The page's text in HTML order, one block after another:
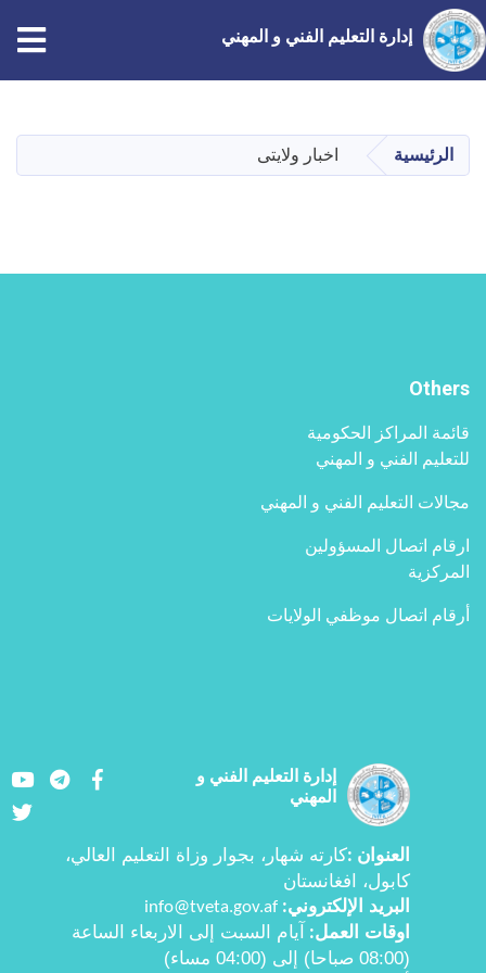
الرئيسي
إدارة التعليم الفني و المهني
الرئيسية اخبار ولایتی
Others
قائمة المراكز الحكومية
للتعليم الفني و المهني
مجالات التعليم الفني و المهني
ارقام اتصال المسؤولين
المركزية
أرقام اتصال موظفي الولايات
إدارة التعليم الفني و
المهني
YoutubeLinkedInFacebook
العنوان :كارته شهار، بجوار وزاة التعليم العالي،
کابول، افغانستان
البرید الإلكتروني:
info@tveta.gov.af
اوقات العمل:
آيام السبت إلى الاربعاء الساعة
(08:00 صباحا) إلى (04:00 مساء)